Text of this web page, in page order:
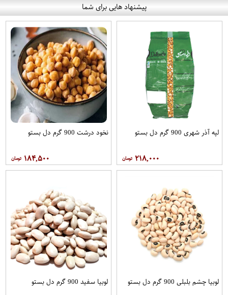
پیشنهاد هایی برای شما
لپه آذر شهری 900 گرم دل بستو
۲۱۸,۰۰۰
نخود درشت 900 گرم دل بستو
۱۸۴,۵۰۰
لوبیا چشم بلبلی 900 گرم دل بستو لوبیا سفید 900 گرم دل بستو